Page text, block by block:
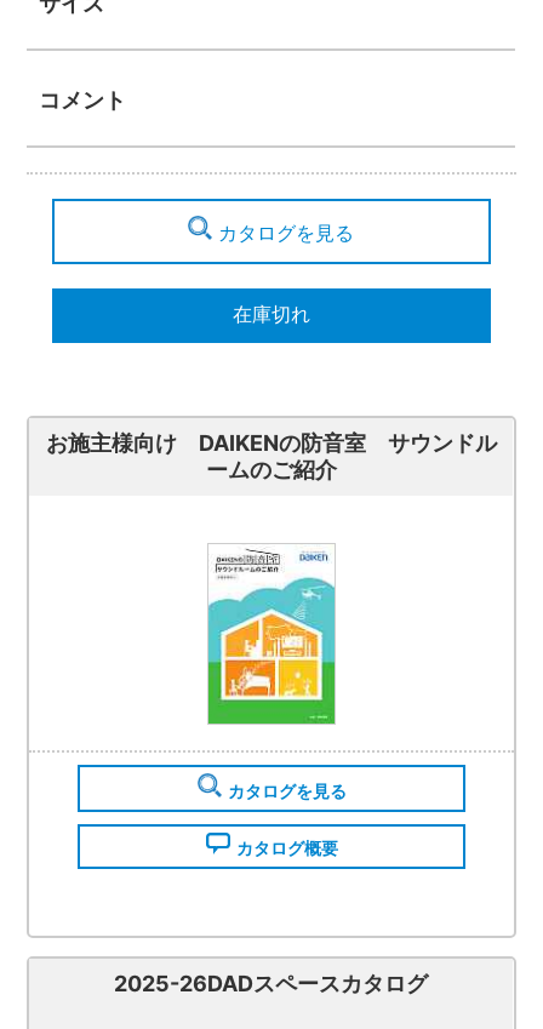
コメント
カタログを見る
在庫切れ
お施主様向け DAIKENの防音室 サウンドル
ームのご紹介
カタログを見る
カタログ概要
2025-26DADスペースカタログ